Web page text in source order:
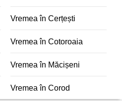
Vremea în Cerțești
Vremea în Cotoroaia
Vremea în Măcișeni
Vremea în Corod